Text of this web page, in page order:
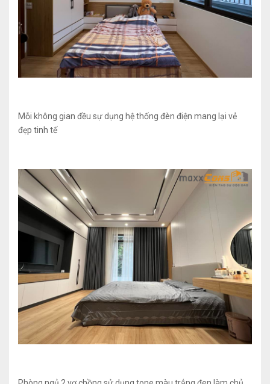
Mỗi không gian đều sự dụng hệ thống đèn điện mang lại vẻ
đẹp tinh tế